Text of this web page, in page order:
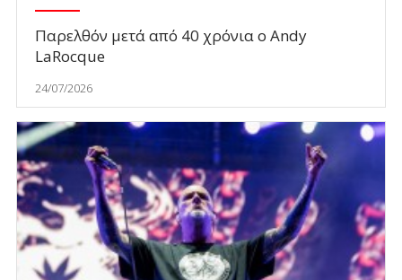
Παρελθόν μετά από 40 χρόνια ο Andy
LaRocque
24/07/2026